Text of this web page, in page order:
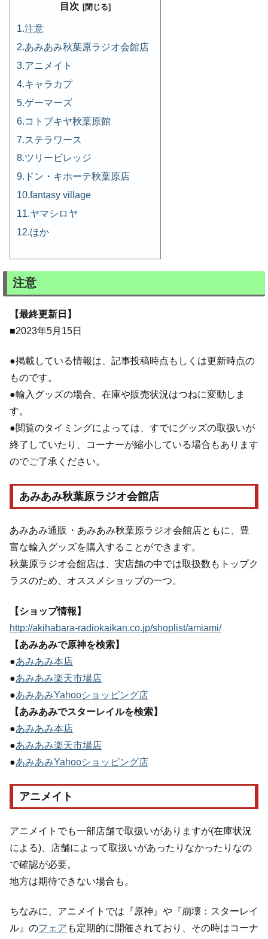
目次
注意
あみあみ秋葉原ラジオ会館店
アニメイト
キャラカプ
ゲーマーズ
コトブキヤ秋葉原館
ステラワース
ツリービレッジ
ドン・キホーテ秋葉原店
fantasy village
ヤマシロヤ
ほか
注意
【最終更新日】
■2023年5月15日
●掲載している情報は、記事投稿時点もしくは更新時点の
ものです。
●輸入グッズの場合、在庫や販売状況はつねに変動しま
す。
●閲覧のタイミングによっては、すでにグッズの取扱いが
終了していたり、コーナーが縮小している場合もあります
のでご了承ください。
あみあみ秋葉原ラジオ会館店
あみあみ通販 ・あみあみ秋葉原ラジオ会館店ともに、豊
富な輸入グッズを購入することができます。
秋葉原ラジオ会館店は、実店舗の中では取扱数もトップク
ラスのため、オススメショップの一つ。
【ショップ情報】
http://akihabara-radiokaikan.co.jp/shoplist/amiami/
【あみあみで原神を検索】
●あみあみ本店
●あみあみ楽天市場店
●あみあみYahooショッピング店
【あみあみでスターレイルを検索】
●あみあみ本店
●あみあみ楽天市場店
●あみあみYahooショッピング店
アニメイト
アニメイトでも一部店舗で取扱いがありますが(在庫状況
による)、店舗によって取扱いがあったりなかったりなの
で確認が必要。
地方は期待できない場合も。
ちなみに、アニメイトでは『原神』や『崩壊：スターレイ
ル』のフェア も定期的に開催されており、その時はコーナ